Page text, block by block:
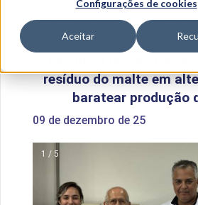
Configurações de cookies
Aceitar
de mestrando transforma resíduo do
alternativa para baratear produção
resíduo do malte em
baratear produção
09 de dezembro de 25
1 / 5